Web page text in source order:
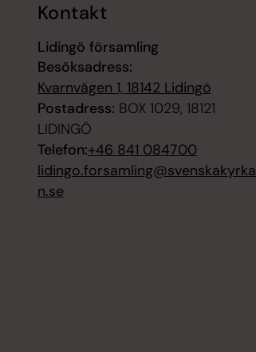
Kontakt
Lidingö församling
Besöksadress:
Kvarnvägen 1, 18142 Lidingö
Postadress: BOX 1029, 18121
LIDINGÖ
Telefon:+46 841 084700
lidingo.forsamling@svenskakyrka
n.se